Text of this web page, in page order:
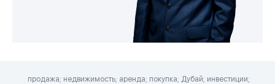
продажа; недвижимость; аренда; покупка; Дубай; инвестиции;